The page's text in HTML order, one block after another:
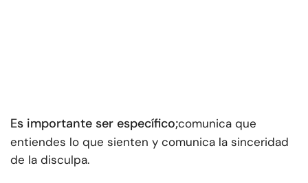
Es importante ser específico;comunica que
entiendes lo que sienten y comunica la sinceridad
de la disculpa.